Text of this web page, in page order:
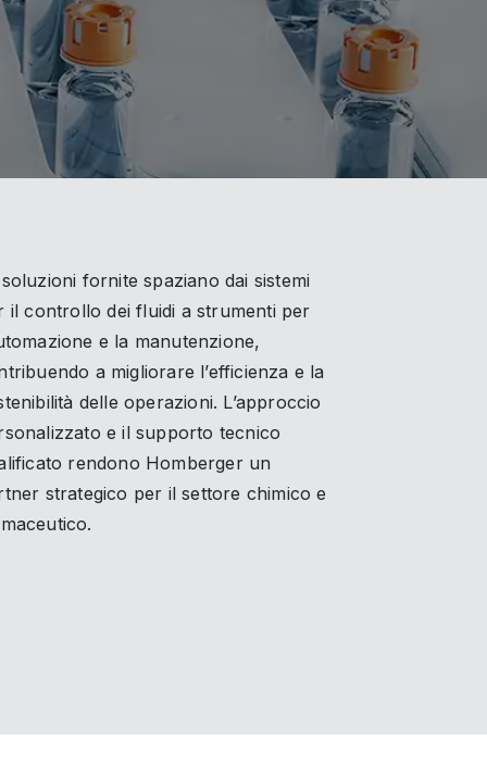
fornite spaziano dai sistemi
il controllo dei fluidi a strumenti per
e la manutenzione,
a migliorare l’efficienza e la
delle operazioni. L’approccio
e il supporto tecnico
rendono Homberger un
strategico per il settore chimico e